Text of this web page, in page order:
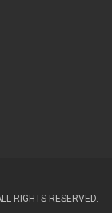
RIGHTS RESERVED.